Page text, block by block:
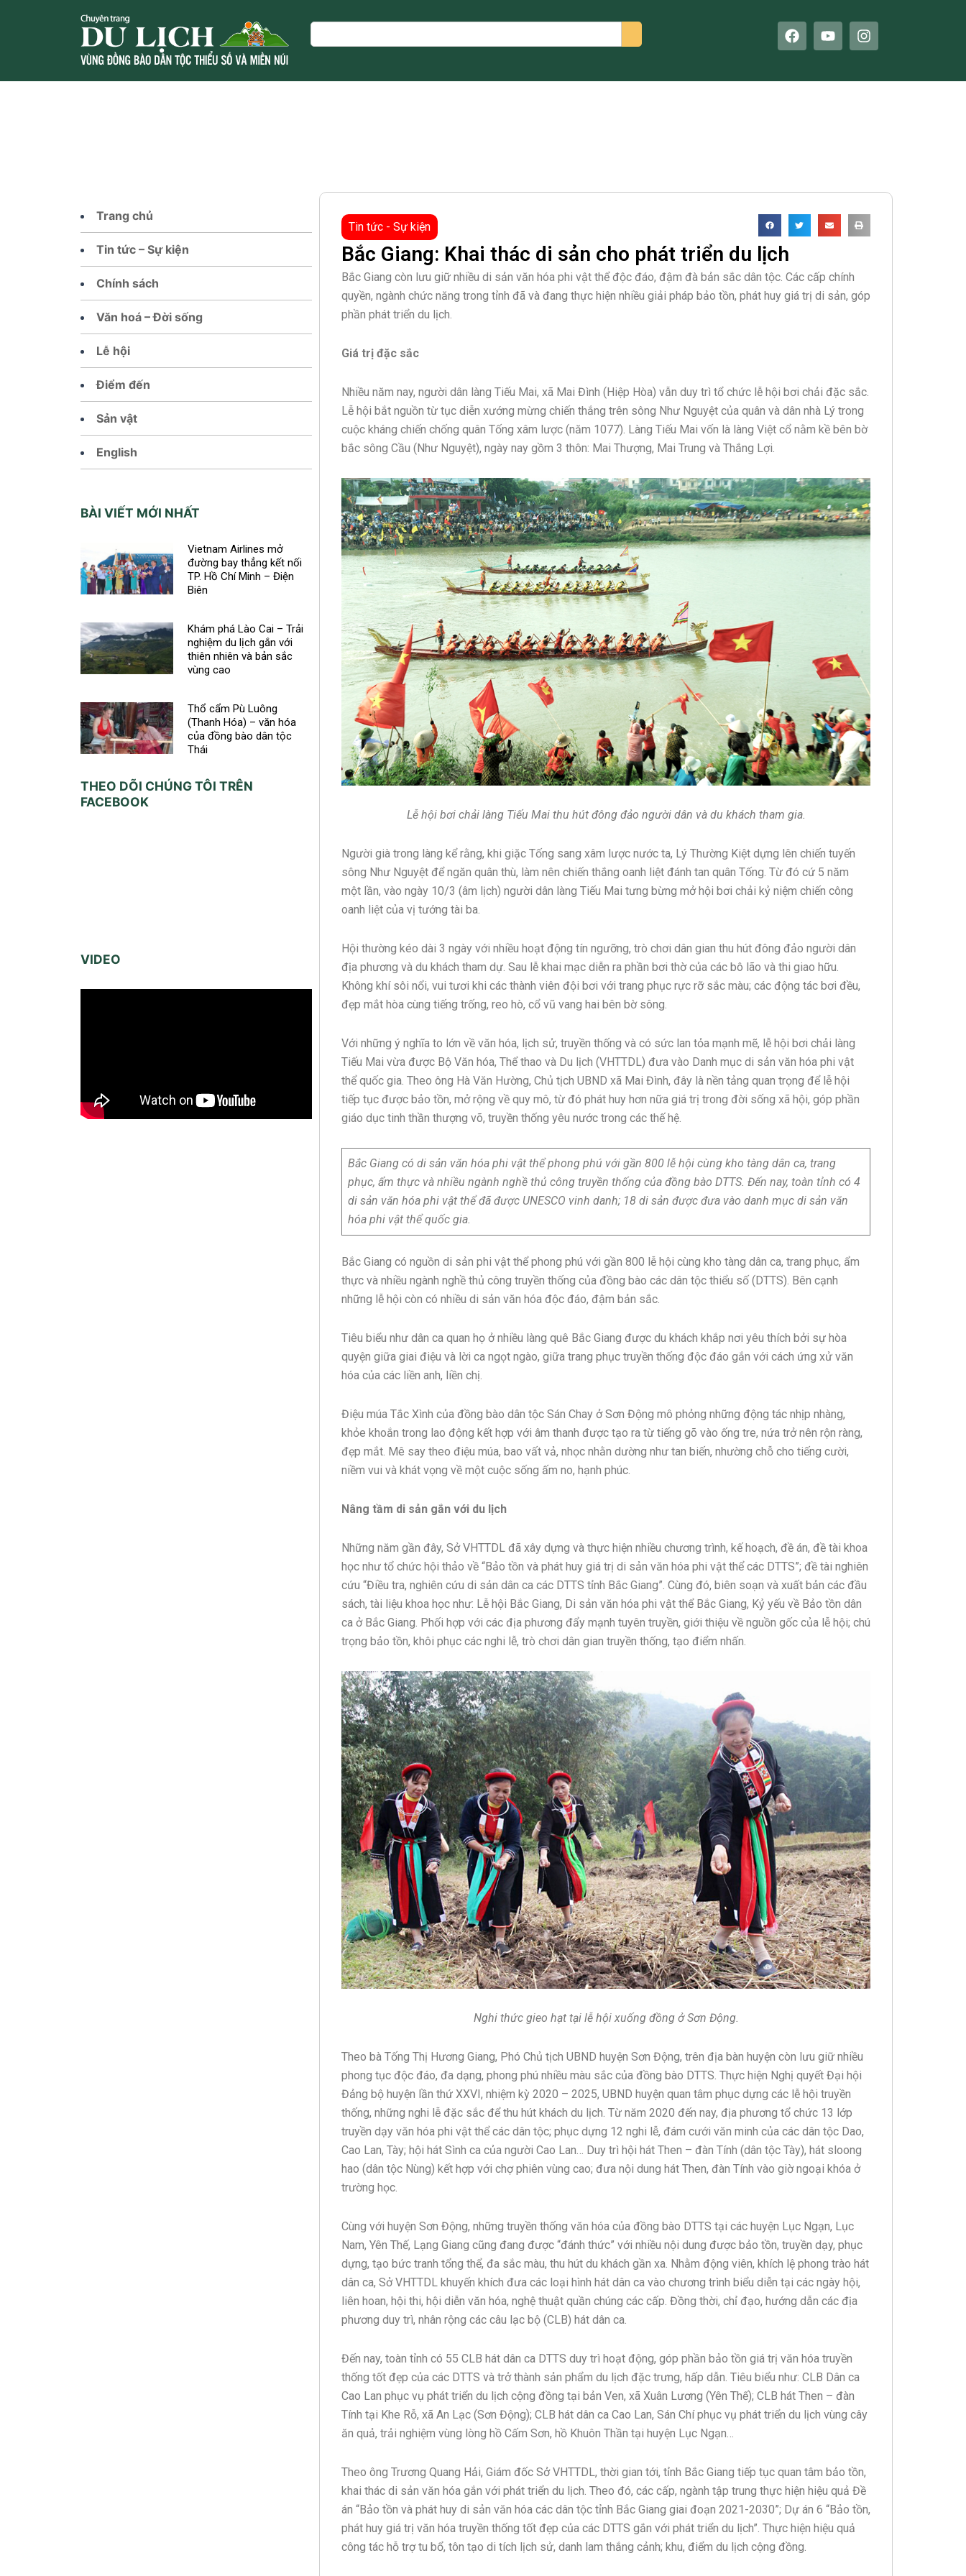
Search
F
a
b
Y
o
u
I
n
a
Trang chủ
Tin tức – Sự kiện
Chính sách
Văn hoá – Đời sống
Lễ hội
Điểm đến
Sản vật
English
BÀI VIẾT MỚI NHẤT
Vietnam Airlines mở
đường bay thẳng kết nối
TP. Hồ Chí Minh – Điện
Biên
Khám phá Lào Cai – Trải
nghiệm du lịch gắn với
thiên nhiên và bản sắc
vùng cao
Thổ cẩm Pù Luông
(Thanh Hóa) – văn hóa
của đồng bào dân tộc
Thái
THEO DÕI CHÚNG TÔI TRÊN
FACEBOOK
VIDEO
Tin tức - Sự kiện
Bắc Giang: Khai thác di sản cho phát triển du lịch
Bắc Giang còn lưu giữ nhiều di sản văn hóa phi vật thể độc đáo, đậm đà bản sắc dân tộc. Các cấp chính
quyền, ngành chức năng trong tỉnh đã và đang thực hiện nhiều giải pháp bảo tồn, phát huy giá trị di sản, góp
phần phát triển du lịch.
Giá trị đặc sắc
Nhiều năm nay, người dân làng Tiếu Mai, xã Mai Đình (Hiệp Hòa) vẫn duy trì tổ chức lễ hội bơi chải đặc sắc.
Lễ hội bắt nguồn từ tục diễn xướng mừng chiến thắng trên sông Như Nguyệt của quân và dân nhà Lý trong
cuộc kháng chiến chống quân Tống xâm lược (năm 1077). Làng Tiếu Mai vốn là làng Việt cổ nằm kề bên bờ
bắc sông Cầu (Như Nguyệt), ngày nay gồm 3 thôn: Mai Thượng, Mai Trung và Thắng Lợi.
Lễ hội bơi chải làng Tiếu Mai thu hút đông đảo người dân và du khách tham gia.
Người già trong làng kể rằng, khi giặc Tống sang xâm lược nước ta, Lý Thường Kiệt dựng lên chiến tuyến
sông Như Nguyệt để ngăn quân thù, làm nên chiến thắng oanh liệt đánh tan quân Tống. Từ đó cứ 5 năm
một lần, vào ngày 10/3 (âm lịch) người dân làng Tiếu Mai tưng bừng mở hội bơi chải kỷ niệm chiến công
oanh liệt của vị tướng tài ba.
Hội thường kéo dài 3 ngày với nhiều hoạt động tín ngưỡng, trò chơi dân gian thu hút đông đảo người dân
địa phương và du khách tham dự. Sau lễ khai mạc diễn ra phần bơi thờ của các bô lão và thi giao hữu.
Không khí sôi nổi, vui tươi khi các thành viên đội bơi với trang phục rực rỡ sắc màu; các động tác bơi đều,
đẹp mắt hòa cùng tiếng trống, reo hò, cổ vũ vang hai bên bờ sông.
Với những ý nghĩa to lớn về văn hóa, lịch sử, truyền thống và có sức lan tỏa mạnh mẽ, lễ hội bơi chải làng
Tiếu Mai vừa được Bộ Văn hóa, Thể thao và Du lịch (VHTTDL) đưa vào Danh mục di sản văn hóa phi vật
thể quốc gia. Theo ông Hà Văn Hường, Chủ tịch UBND xã Mai Đình, đây là nền tảng quan trọng để lễ hội
tiếp tục được bảo tồn, mở rộng về quy mô, từ đó phát huy hơn nữa giá trị trong đời sống xã hội, góp phần
giáo dục tinh thần thượng võ, truyền thống yêu nước trong các thế hệ.
Bắc Giang có di sản văn hóa phi vật thể phong phú với gần 800 lễ hội cùng kho tàng dân ca, trang
phục, ẩm thực và nhiều ngành nghề thủ công truyền thống của đồng bào DTTS. Đến nay, toàn tỉnh có 4
di sản văn hóa phi vật thể đã được UNESCO vinh danh; 18 di sản được đưa vào danh mục di sản văn
hóa phi vật thể quốc gia.
Bắc Giang có nguồn di sản phi vật thể phong phú với gần 800 lễ hội cùng kho tàng dân ca, trang phục, ẩm
thực và nhiều ngành nghề thủ công truyền thống của đồng bào các dân tộc thiểu số (DTTS). Bên cạnh
những lễ hội còn có nhiều di sản văn hóa độc đáo, đậm bản sắc.
Tiêu biểu như dân ca quan họ ở nhiều làng quê Bắc Giang được du khách khắp nơi yêu thích bởi sự hòa
quyện giữa giai điệu và lời ca ngọt ngào, giữa trang phục truyền thống độc đáo gắn với cách ứng xử văn
hóa của các liền anh, liền chị.
Điệu múa Tắc Xình của đồng bào dân tộc Sán Chay ở Sơn Động mô phỏng những động tác nhịp nhàng,
khỏe khoắn trong lao động kết hợp với âm thanh được tạo ra từ tiếng gõ vào ống tre, nứa trở nên rộn ràng,
đẹp mắt. Mê say theo điệu múa, bao vất vả, nhọc nhằn dường như tan biến, nhường chỗ cho tiếng cười,
niềm vui và khát vọng về một cuộc sống ấm no, hạnh phúc.
Nâng tầm di sản gắn với du lịch
Những năm gần đây, Sở VHTTDL đã xây dựng và thực hiện nhiều chương trình, kế hoạch, đề án, đề tài khoa
học như tổ chức hội thảo về “Bảo tồn và phát huy giá trị di sản văn hóa phi vật thể các DTTS”; đề tài nghiên
cứu “Điều tra, nghiên cứu di sản dân ca các DTTS tỉnh Bắc Giang”. Cùng đó, biên soạn và xuất bản các đầu
sách, tài liệu khoa học như: Lễ hội Bắc Giang, Di sản văn hóa phi vật thể Bắc Giang, Kỷ yếu về Bảo tồn dân
ca ở Bắc Giang. Phối hợp với các địa phương đẩy mạnh tuyên truyền, giới thiệu về nguồn gốc của lễ hội; chú
trọng bảo tồn, khôi phục các nghi lễ, trò chơi dân gian truyền thống, tạo điểm nhấn.
Nghi thức gieo hạt tại lễ hội xuống đồng ở Sơn Động.
Theo bà Tống Thị Hương Giang, Phó Chủ tịch UBND huyện Sơn Động, trên địa bàn huyện còn lưu giữ nhiều
phong tục độc đáo, đa dạng, phong phú nhiều màu sắc của đồng bào DTTS. Thực hiện Nghị quyết Đại hội
Đảng bộ huyện lần thứ XXVI, nhiệm kỳ 2020 – 2025, UBND huyện quan tâm phục dựng các lễ hội truyền
thống, những nghi lễ đặc sắc để thu hút khách du lịch. Từ năm 2020 đến nay, địa phương tổ chức 13 lớp
truyền dạy văn hóa phi vật thể các dân tộc; phục dựng 12 nghi lễ, đám cưới văn minh của các dân tộc Dao,
Cao Lan, Tày; hội hát Sình ca của người Cao Lan… Duy trì hội hát Then – đàn Tính (dân tộc Tày), hát sloong
hao (dân tộc Nùng) kết hợp với chợ phiên vùng cao; đưa nội dung hát Then, đàn Tính vào giờ ngoại khóa ở
trường học.
Cùng với huyện Sơn Động, những truyền thống văn hóa của đồng bào DTTS tại các huyện Lục Ngạn, Lục
Nam, Yên Thế, Lạng Giang cũng đang được “đánh thức” với nhiều nội dung được bảo tồn, truyền dạy, phục
dựng, tạo bức tranh tổng thể, đa sắc màu, thu hút du khách gần xa. Nhằm động viên, khích lệ phong trào hát
dân ca, Sở VHTTDL khuyến khích đưa các loại hình hát dân ca vào chương trình biểu diễn tại các ngày hội,
liên hoan, hội thi, hội diễn văn hóa, nghệ thuật quần chúng các cấp. Đồng thời, chỉ đạo, hướng dẫn các địa
phương duy trì, nhân rộng các câu lạc bộ (CLB) hát dân ca.
Đến nay, toàn tỉnh có 55 CLB hát dân ca DTTS duy trì hoạt động, góp phần bảo tồn giá trị văn hóa truyền
thống tốt đẹp của các DTTS và trở thành sản phẩm du lịch đặc trưng, hấp dẫn. Tiêu biểu như: CLB Dân ca
Cao Lan phục vụ phát triển du lịch cộng đồng tại bản Ven, xã Xuân Lương (Yên Thế); CLB hát Then – đàn
Tính tại Khe Rỗ, xã An Lạc (Sơn Động); CLB hát dân ca Cao Lan, Sán Chí phục vụ phát triển du lịch vùng cây
ăn quả, trải nghiệm vùng lòng hồ Cấm Sơn, hồ Khuôn Thần tại huyện Lục Ngạn…
Theo ông Trương Quang Hải, Giám đốc Sở VHTTDL, thời gian tới, tỉnh Bắc Giang tiếp tục quan tâm bảo tồn,
khai thác di sản văn hóa gắn với phát triển du lịch. Theo đó, các cấp, ngành tập trung thực hiện hiệu quả Đề
án “Bảo tồn và phát huy di sản văn hóa các dân tộc tỉnh Bắc Giang giai đoạn 2021-2030”; Dự án 6 “Bảo tồn,
phát huy giá trị văn hóa truyền thống tốt đẹp của các DTTS gắn với phát triển du lịch”. Thực hiện hiệu quả
công tác hỗ trợ tu bổ, tôn tạo di tích lịch sử, danh lam thắng cảnh; khu, điểm du lịch cộng đồng.